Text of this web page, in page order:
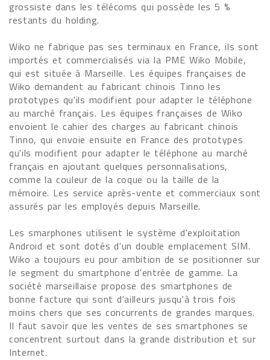
grossiste dans les télécoms qui possède les 5 %
restants du holding.
Wiko ne fabrique pas ses terminaux en France, ils sont
importés et commercialisés via la PME Wiko Mobile,
qui est située à Marseille. Les équipes françaises de
Wiko demandent au fabricant chinois Tinno les
prototypes qu'ils modifient pour adapter le téléphone
au marché français. Les équipes françaises de Wiko
envoient le cahier des charges au fabricant chinois
Tinno, qui envoie ensuite en France des prototypes
qu'ils modifient pour adapter le téléphone au marché
français en ajoutant quelques personnalisations,
comme la couleur de la coque ou la taille de la
mémoire. Les service après-vente et commerciaux sont
assurés par les employés depuis Marseille.
Les smarphones utilisent le système d'exploitation
Android et sont dotés d'un double emplacement SIM.
Wiko a toujours eu pour ambition de se positionner sur
le segment du smartphone d'entrée de gamme. La
société marseillaise propose des smartphones de
bonne facture qui sont d'ailleurs jusqu'à trois fois
moins chers que ses concurrents de grandes marques.
Il faut savoir que les ventes de ses smartphones se
concentrent surtout dans la grande distribution et sur
Internet.